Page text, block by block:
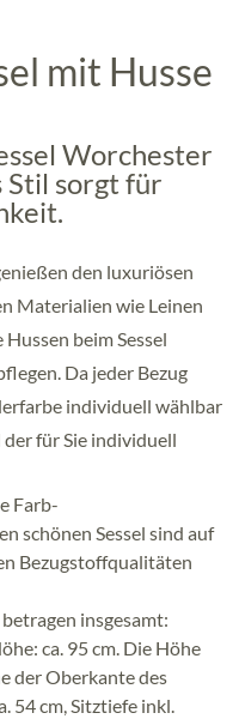
mit Husse
Worchester
Stil sorgt für
den luxuriösen
Materialien wie Leinen
beim Sessel
Da jeder Bezug
individuell wählbar
der für Sie individuell
Farb-
schönen Sessel sind auf
Bezugstoffqualitäten
insgesamt:
ca. 95 cm. Die Höhe
der Oberkante des
54 cm, Sitztiefe inkl.